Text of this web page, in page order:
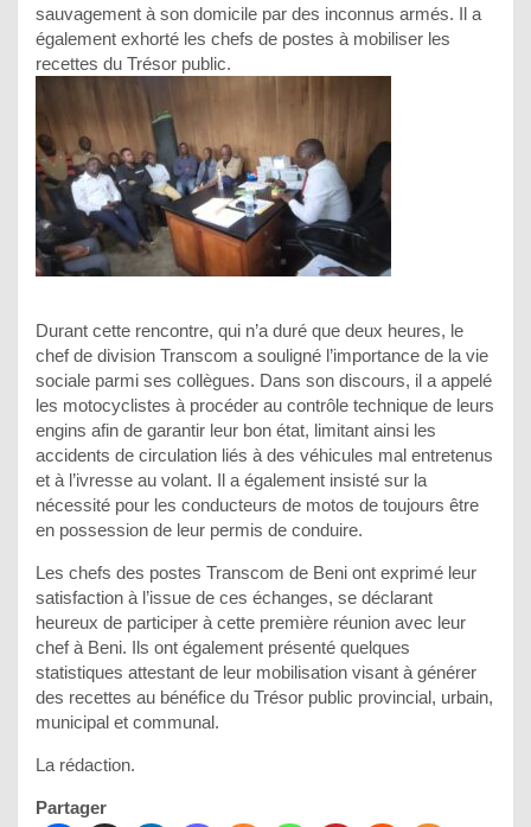
sauvagement à son domicile par des inconnus armés. Il a
également exhorté les chefs de postes à mobiliser les
recettes du Trésor public.
Durant cette rencontre, qui n’a duré que deux heures, le
chef de division Transcom a souligné l’importance de la vie
sociale parmi ses collègues. Dans son discours, il a appelé
les motocyclistes à procéder au contrôle technique de leurs
engins afin de garantir leur bon état, limitant ainsi les
accidents de circulation liés à des véhicules mal entretenus
et à l’ivresse au volant. Il a également insisté sur la
nécessité pour les conducteurs de motos de toujours être
en possession de leur permis de conduire.
Les chefs des postes Transcom de Beni ont exprimé leur
satisfaction à l’issue de ces échanges, se déclarant
heureux de participer à cette première réunion avec leur
chef à Beni. Ils ont également présenté quelques
statistiques attestant de leur mobilisation visant à générer
des recettes au bénéfice du Trésor public provincial, urbain,
municipal et communal.
La rédaction.
Partager